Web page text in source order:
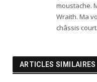
moustache.
Wraith. Ma
châssis court.
ARTICLES SIMILAIRES